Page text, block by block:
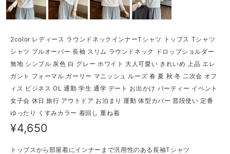
2color レディース ラウンドネックインナーTシャツ トップス Tシャツ
シャツ プルオーバー 長袖 スリム ラウンドネック ドロップショルダー
無地 シンプル 灰色 白 グレー ホワイト 大人可愛い きれいめ 上品 エレ
ガント フォーマル ガーリー マニッシュ ルーズ 春 夏 秋 冬 二次会 オフ
ィス ビジネス OL 通勤 学生 通学 デート お出かけ パーティー イベント
女子会 休日 旅行 アウトドア お泊まり 運動 体型カバー 普段使い 定番
ゆったり くすみカラー 着回し 重ね着
¥4,650
トップスから部屋着にインナーまで汎用性のある長袖Tシャツ